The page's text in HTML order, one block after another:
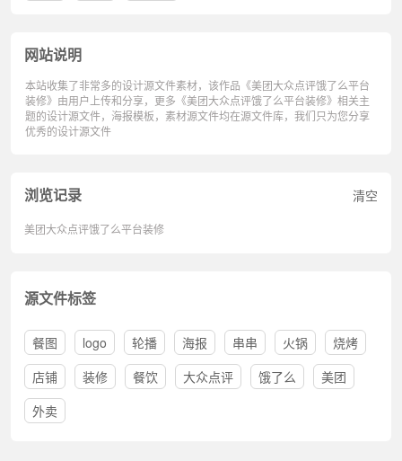
网站说明
本站收集了非常多的设计源文件素材，该作品《美团大众点评饿了么平台
装修》由用户上传和分享，更多《美团大众点评饿了么平台装修》相关主
题的设计源文件，海报模板，素材源文件均在源文件库，我们只为您分享
优秀的设计源文件
浏览记录 清空
美团大众点评饿了么平台装修
源文件标签
餐图 logo 轮播 海报 串串 火锅
烧烤
店铺
装修 餐饮 大众点评 饿了么
美团
外卖